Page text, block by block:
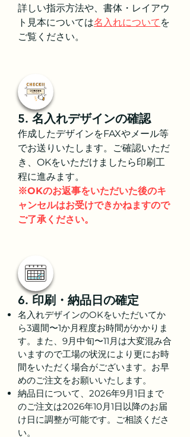
詳しい指示方法や、書体・レイアウ
ト見本については名入れについて を
ご覧ください。
5. 名入れデザインの確認
作成したデザインをFAXやメール等
でお送りいたします。ご確認いただ
き、OKをいただけましたら印刷工
程に進みます。
※OKのお返事をいただいた後のキ
ャンセルはお受けできかねますので
ご了承ください。
6. 印刷・納品日の確定
名入れデザインのOKをいただいてか
ら3週間〜1か月程度お時間がかかりま
す。また、9月中旬〜11月は大変混み合
いますので工場の状況により更にお時
間をいただく場合がございます。お早
めのご注文をお願いいたします。
納品日について、2026年9月1日まで
のご注文は2026年10月1日以降のお届
け日に調整が可能です。ご相談くださ
い。